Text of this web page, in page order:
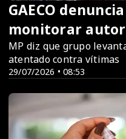
29/07/2026 • 08:53
GAECO
monitorar
MP diz que grupo
atentado contra vítimas